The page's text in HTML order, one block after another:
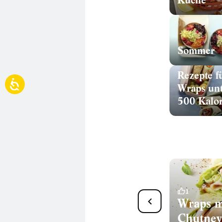
Sommer
Rezepte
Wraps
500
Wraps mit Avocadocreme
1
Wraps